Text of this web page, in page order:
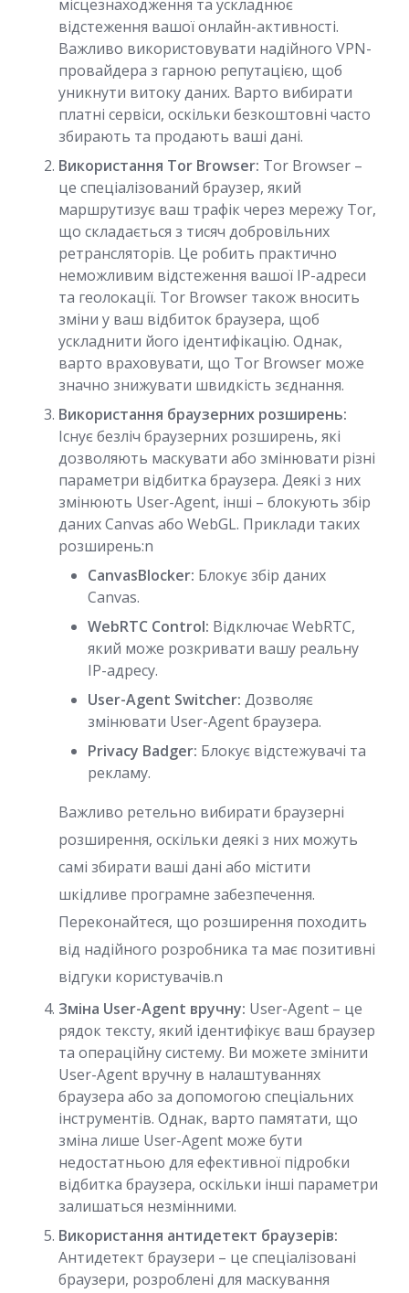
місцезнаходження та ускладнює
відстеження вашої онлайн-активності.
Важливо використовувати надійного VPN-
провайдера з гарною репутацією, щоб
уникнути витоку даних. Варто вибирати
платні сервіси, оскільки безкоштовні часто
збирають та продають ваші дані.
Використання Tor Browser: Tor Browser –
це спеціалізований браузер, який
маршрутизує ваш трафік через мережу Tor,
що складається з тисяч добровільних
ретрансляторів. Це робить практично
неможливим відстеження вашої IP-адреси
та геолокації. Tor Browser також вносить
зміни у ваш відбиток браузера, щоб
ускладнити його ідентифікацію. Однак,
варто враховувати, що Tor Browser може
значно знижувати швидкість зєднання.
Використання браузерних розширень:
Існує безліч браузерних розширень, які
дозволяють маскувати або змінювати різні
параметри відбитка браузера. Деякі з них
змінюють User-Agent, інші – блокують збір
даних Canvas або WebGL. Приклади таких
розширень:n
CanvasBlocker: Блокує збір даних
Canvas.
WebRTC Control: Відключає WebRTC,
який може розкривати вашу реальну
IP-адресу.
User-Agent Switcher: Дозволяє
змінювати User-Agent браузера.
Privacy Badger: Блокує відстежувачі та
рекламу.
Важливо ретельно вибирати браузерні
розширення, оскільки деякі з них можуть
самі збирати ваші дані або містити
шкідливе програмне забезпечення.
Переконайтеся, що розширення походить
від надійного розробника та має позитивні
відгуки користувачів.n
Зміна User-Agent вручну: User-Agent – це
рядок тексту, який ідентифікує ваш браузер
та операційну систему. Ви можете змінити
User-Agent вручну в налаштуваннях
браузера або за допомогою спеціальних
інструментів. Однак, варто памятати, що
зміна лише User-Agent може бути
недостатньою для ефективної підробки
відбитка браузера, оскільки інші параметри
залишаться незмінними.
Використання антидетект браузерів:
Антидетект браузери – це спеціалізовані
браузери, розроблені для маскування